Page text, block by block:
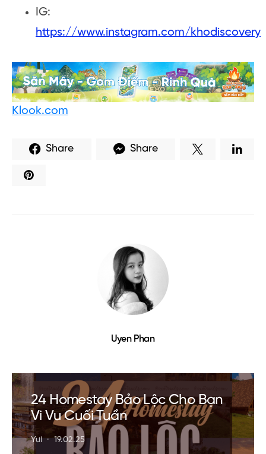
IG:
https://www.instagram.com/khodiscovery
Klook.com
Share Share
Uyen Phan
24 Homestay Bảo Lộc Cho Bạn
Vi Vu Cuối Tuần
Yui 19.02.25